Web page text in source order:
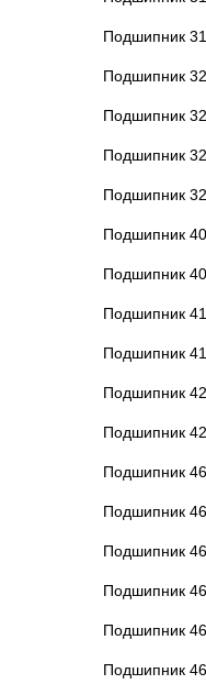
Подшипник
Подшипник
Подшипник
Подшипник
Подшипник
Подшипник
Подшипник
Подшипник
Подшипник
Подшипник
Подшипник
Подшипник
Подшипник
Подшипник
Подшипник
Подшипник
Подшипник